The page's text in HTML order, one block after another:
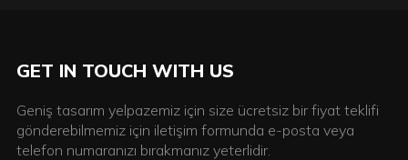
GET IN TOUCH WITH US
Geniş tasarım yelpazemiz için size ücretsiz bir fiyat teklifi
gönderebilmemiz için iletişim formunda e-posta veya
telefon numaranızı bırakmanız yeterlidir.